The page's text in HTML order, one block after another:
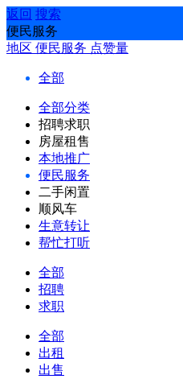
返回 搜索
便民服务
地区 便民服务 点赞量
全部
全部分类
招聘求职
房屋租售
本地推广
便民服务
二手闲置
顺风车
生意转让
帮忙打听
全部
招聘
求职
全部
出租
出售